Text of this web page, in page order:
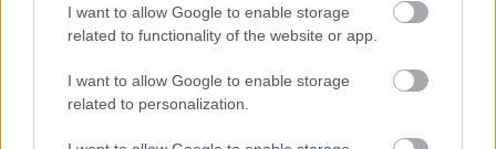
I want to allow Google to enable storage
related to functionality of the website or app.
I want to allow Google to enable storage
related to personalization.
organikus keretrendszereket és automatizációt
használó szervezetek gyakran olyankor is
hagyományos fizetett csatornák már
megfizethetetlenné válnak. A CRS nemzetközi
részlege, köztük az AI SEO Agency New York,